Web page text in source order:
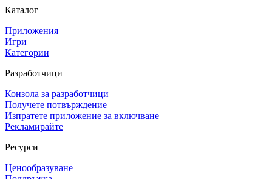
Каталог
Приложения
Игри
Категории
Разработчици
Конзола за разработчици
Получете потвърждение
Изпратете приложение за включване
Рекламирайте
Ресурси
Ценообразуване